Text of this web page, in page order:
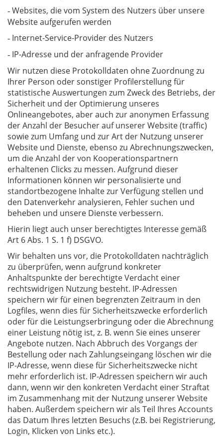
- Websites, die vom System des Nutzers über unsere
Website aufgerufen werden
- Internet-Service-Provider des Nutzers
- IP-Adresse und der anfragende Provider
Wir nutzen diese Protokolldaten ohne Zuordnung zu
Ihrer Person oder sonstiger Profilerstellung für
statistische Auswertungen zum Zweck des Betriebs, der
Sicherheit und der Optimierung unseres
Onlineangebotes, aber auch zur anonymen Erfassung
der Anzahl der Besucher auf unserer Website (traffic)
sowie zum Umfang und zur Art der Nutzung unserer
Website und Dienste, ebenso zu Abrechnungszwecken,
um die Anzahl der von Kooperationspartnern
erhaltenen Clicks zu messen. Aufgrund dieser
Informationen können wir personalisierte und
standortbezogene Inhalte zur Verfügung stellen und
den Datenverkehr analysieren, Fehler suchen und
beheben und unsere Dienste verbessern.
Hierin liegt auch unser berechtigtes Interesse gemäß
Art 6 Abs. 1 S. 1 f) DSGVO.
Wir behalten uns vor, die Protokolldaten nachträglich
zu überprüfen, wenn aufgrund konkreter
Anhaltspunkte der berechtigte Verdacht einer
rechtswidrigen Nutzung besteht. IP-Adressen
speichern wir für einen begrenzten Zeitraum in den
Logfiles, wenn dies für Sicherheitszwecke erforderlich
oder für die Leistungserbringung oder die Abrechnung
einer Leistung nötig ist, z. B. wenn Sie eines unserer
Angebote nutzen. Nach Abbruch des Vorgangs der
Bestellung oder nach Zahlungseingang löschen wir die
IP-Adresse, wenn diese für Sicherheitszwecke nicht
mehr erforderlich ist. IP-Adressen speichern wir auch
dann, wenn wir den konkreten Verdacht einer Straftat
im Zusammenhang mit der Nutzung unserer Website
haben. Außerdem speichern wir als Teil Ihres Accounts
das Datum Ihres letzten Besuchs (z.B. bei Registrierung,
Login, Klicken von Links etc.).